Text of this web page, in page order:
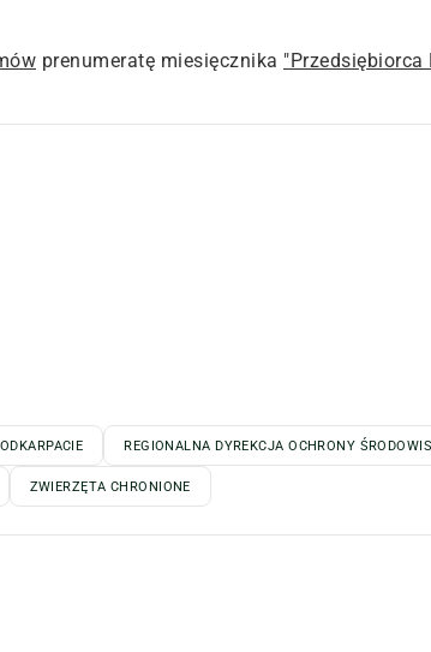
prenumeratę miesięcznika "Przedsiębiorca
REGIONALNA DYREKCJA OCHRONY
ZWIERZĘTA CHRONIONE